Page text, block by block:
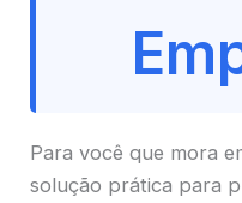
Para você que mora
solução prática para